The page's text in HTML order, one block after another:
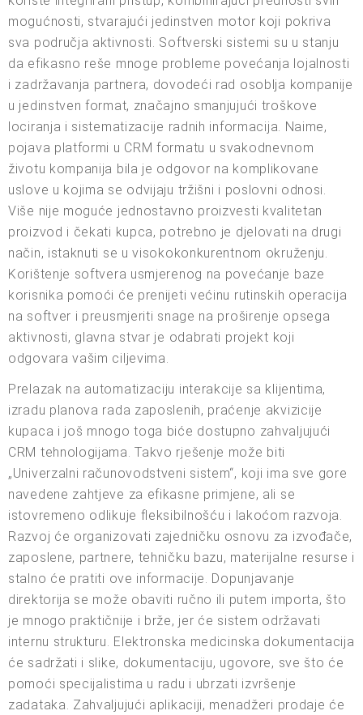
mogućnosti, stvarajući jedinstven motor koji pokriva
sva područja aktivnosti. Softverski sistemi su u stanju
da efikasno reše mnoge probleme povećanja lojalnosti
i zadržavanja partnera, dovodeći rad osoblja kompanije
u jedinstven format, značajno smanjujući troškove
lociranja i sistematizacije radnih informacija. Naime,
pojava platformi u CRM formatu u svakodnevnom
životu kompanija bila je odgovor na komplikovane
uslove u kojima se odvijaju tržišni i poslovni odnosi.
Više nije moguće jednostavno proizvesti kvalitetan
proizvod i čekati kupca, potrebno je djelovati na drugi
način, istaknuti se u visokokonkurentnom okruženju.
Korištenje softvera usmjerenog na povećanje baze
korisnika pomoći će prenijeti većinu rutinskih operacija
na softver i preusmjeriti snage na proširenje opsega
aktivnosti, glavna stvar je odabrati projekt koji
odgovara vašim ciljevima.
Prelazak na automatizaciju interakcije sa klijentima,
izradu planova rada zaposlenih, praćenje akvizicije
kupaca i još mnogo toga biće dostupno zahvaljujući
CRM tehnologijama. Takvo rješenje može biti
„Univerzalni računovodstveni sistem“, koji ima sve gore
navedene zahtjeve za efikasne primjene, ali se
istovremeno odlikuje fleksibilnošću i lakoćom razvoja.
Razvoj će organizovati zajedničku osnovu za izvođače,
zaposlene, partnere, tehničku bazu, materijalne resurse i
stalno će pratiti ove informacije. Dopunjavanje
direktorija se može obaviti ručno ili putem importa, što
je mnogo praktičnije i brže, jer će sistem održavati
internu strukturu. Elektronska medicinska dokumentacija
će sadržati i slike, dokumentaciju, ugovore, sve što će
pomoći specijalistima u radu i ubrzati izvršenje
zadataka. Zahvaljujući aplikaciji, menadžeri prodaje će